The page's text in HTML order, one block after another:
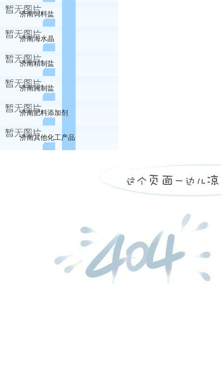
济南饲料盐
济南海水晶
济南精制盐
济南腌制盐
济南肥料添加剂
济南其他化工产品